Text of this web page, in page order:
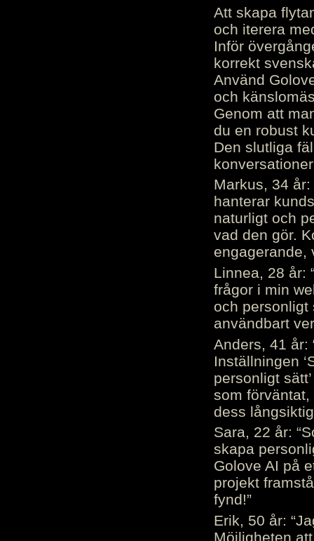
Att skapa
och iterera
Inför
korrekt
Använd
och
Genom att
du en robust
Den slutliga
Markus, 34
hanterar
naturligt och
vad den gör.
engagerande,
Linnea, 28 år:
frågor i min
och personligt
användbart
Anders, 41 år:
Inställningen
personligt
som
dess
Sara, 22 år:
skapa
Golove AI på
projekt
fynd!”
Erik, 50 år:
Möjligheten